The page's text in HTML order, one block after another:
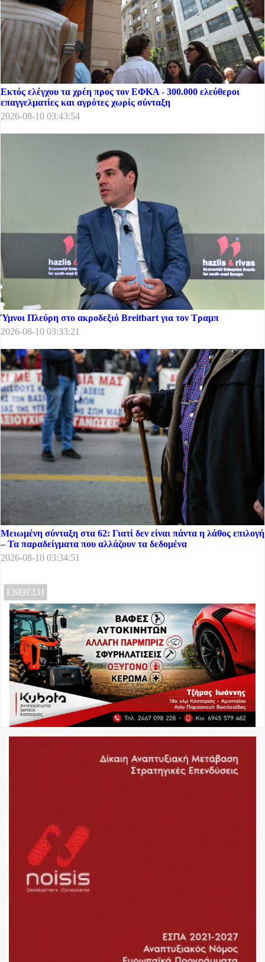
Εκτός ελέγχου τα χρέη προς τον ΕΦΚΑ - 300.000 ελεύθεροι
επαγγελματίες και αγρότες χωρίς σύνταξη
2026-08-10 03:43:54
Ύμνοι Πλεύρη στο ακροδεξιό Breitbart για τον Τραμπ
2026-08-10 03:33:21
Μειωμένη σύνταξη στα 62: Γιατί δεν είναι πάντα η λάθος επιλογή
– Τα παραδείγματα που αλλάζουν τα δεδομένα
2026-08-10 03:34:51
ΕΚΘΕΣΗ